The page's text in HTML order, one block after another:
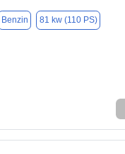
Benzin 81 kw (110 PS)